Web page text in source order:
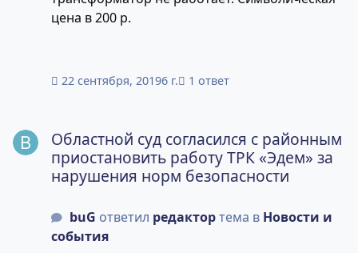
цена в 200 р.
22 сентября, 20196 г. 1 ответ
Областной суд согласился с районным
приостановить работу ТРК «Эдем» за
нарушения норм безопасности
buG ответил редактортема в Новости и
события